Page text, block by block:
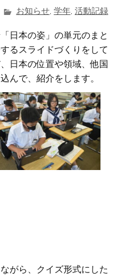
お知らせ, 学年, 活動記録
日本の姿」の単元のまと
るスライドづくりをして
日本の位置や領域、他国
んで、紹介をします。
がら、クイズ形式にした